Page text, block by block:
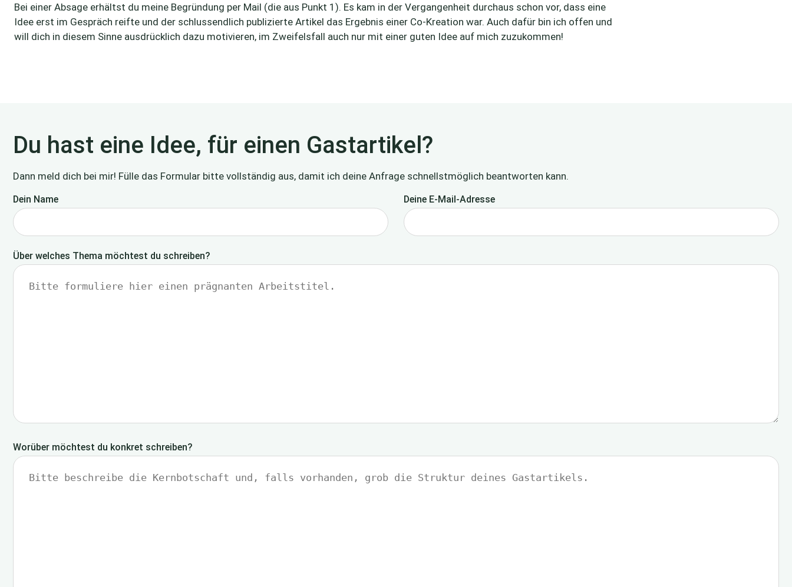
Bei einer Absage erhältst du meine Begründung per Mail (die aus Punkt 1). Es kam in der Vergangenheit durchaus schon vor, dass eine
Idee erst im Gespräch reifte und der schlussendlich publizierte Artikel das Ergebnis einer Co-Kreation war. Auch dafür bin ich offen und
will dich in diesem Sinne ausdrücklich dazu motivieren, im Zweifelsfall auch nur mit einer guten Idee auf mich zuzukommen!
Du hast eine Idee, für einen Gastartikel?
Dann meld dich bei mir! Fülle das Formular bitte vollständig aus, damit ich deine Anfrage schnellstmöglich beantworten kann.
Dein Name Deine E-Mail-Adresse
Über welches Thema möchtest du schreiben?
Worüber möchtest du konkret schreiben?